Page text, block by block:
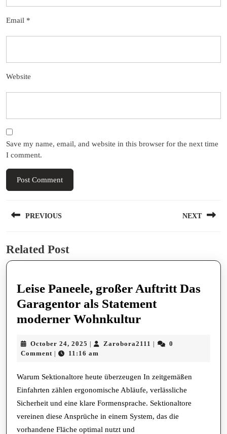
Email *
Website
Save my name, email, and website in this browser for the next time
I comment.
navigation
PREVIOUS
post:
NEXT
Related Post
Leise Paneele, großer Auftritt Das
Garagentor als Statement
moderner WohnkulturLeise
großer
Das
Garagentor
als
Statement
October 24, 2025 October
24,
| Zarobora2111 Zarobora2111
|
0
Comment | 11:16 am
Warum Sektionaltore heute überzeugen In zeitgemäßen
Einfahrten zählen ergonomische Abläufe, verlässliche
Sicherheit und eine klare Formensprache. Sektionaltore
vereinen diese Ansprüche in einem System, das die
vorhandene Fläche optimal nutzt und